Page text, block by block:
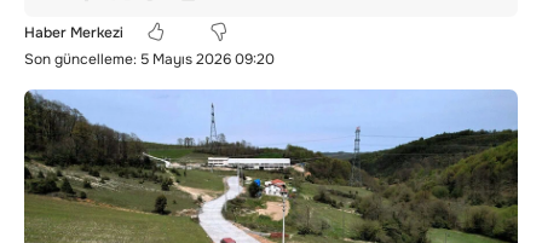
Son güncelleme: 5 Mayıs 2026 09:20
Haber Merkezi